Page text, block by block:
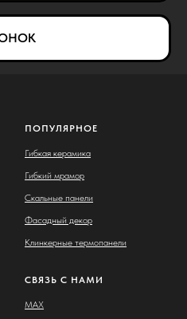
ПОПУЛЯРНОЕ
Гибкая керамика
Гибкий мрамор
Скальные панели
Фасадный декор
Клинкерные термопанели
СВЯЗЬ С НАМИ
MAX